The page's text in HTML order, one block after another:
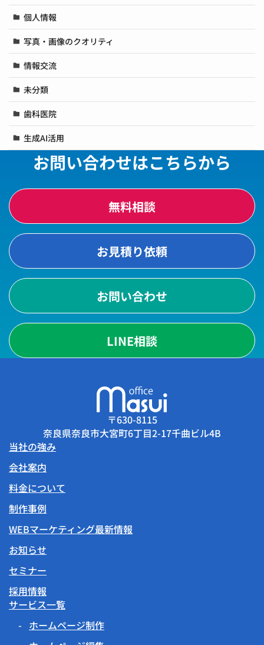
個人情報
写真・画像のクオリティ
情報交流
未分類
歯科医院
生成AI活用
お問い合わせはこちらから
無料相談
お見積り依頼
お問い合わせ
LINE相談
〒630-8115
奈良県奈良市大宮町6丁目2-17千曲ビル4B
当社の強み
会社案内
料金について
制作事例
WEBマーケティング最新情報
お知らせ
セミナー
採用情報
サービス一覧
ホームページ制作